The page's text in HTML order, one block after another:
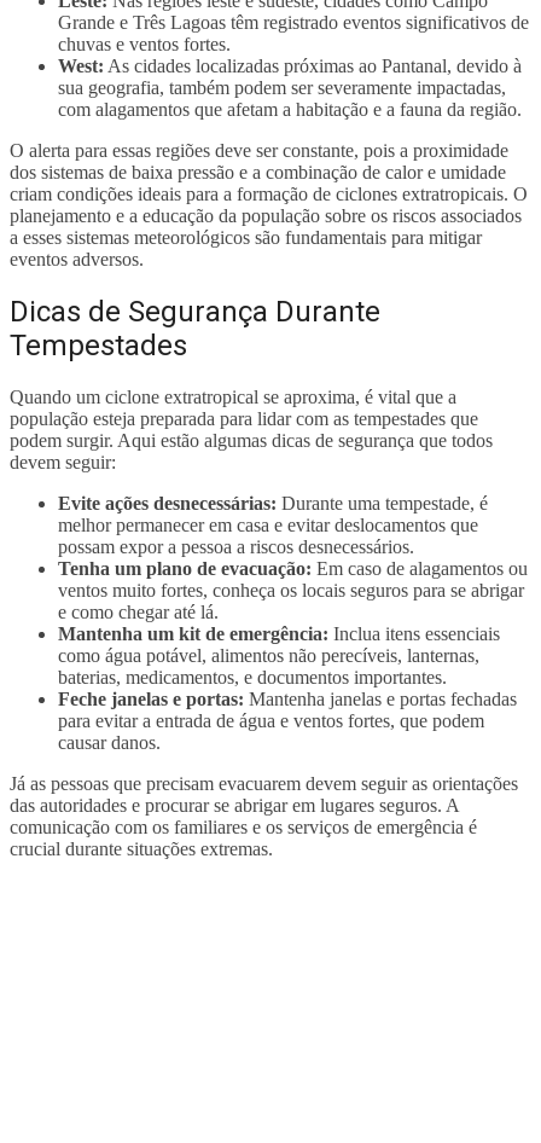
Grande e Três Lagoas têm registrado eventos significativos de
chuvas e ventos fortes.
West: As cidades localizadas próximas ao Pantanal, devido à
sua geografia, também podem ser severamente impactadas,
com alagamentos que afetam a habitação e a fauna da região.
O alerta para essas regiões deve ser constante, pois a proximidade
dos sistemas de baixa pressão e a combinação de calor e umidade
criam condições ideais para a formação de ciclones extratropicais. O
planejamento e a educação da população sobre os riscos associados
a esses sistemas meteorológicos são fundamentais para mitigar
eventos adversos.
Dicas de Segurança Durante
Tempestades
Quando um ciclone extratropical se aproxima, é vital que a
população esteja preparada para lidar com as tempestades que
podem surgir. Aqui estão algumas dicas de segurança que todos
devem seguir:
Evite ações desnecessárias: Durante uma tempestade, é
melhor permanecer em casa e evitar deslocamentos que
possam expor a pessoa a riscos desnecessários.
Tenha um plano de evacuação: Em caso de alagamentos ou
ventos muito fortes, conheça os locais seguros para se abrigar
e como chegar até lá.
Mantenha um kit de emergência: Inclua itens essenciais
como água potável, alimentos não perecíveis, lanternas,
baterias, medicamentos, e documentos importantes.
Feche janelas e portas: Mantenha janelas e portas fechadas
para evitar a entrada de água e ventos fortes, que podem
causar danos.
Já as pessoas que precisam evacuarem devem seguir as orientações
das autoridades e procurar se abrigar em lugares seguros. A
comunicação com os familiares e os serviços de emergência é
crucial durante situações extremas.